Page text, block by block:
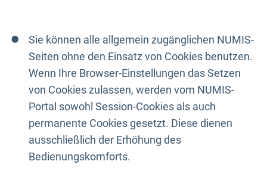
Sie können alle allgemein zugänglichen NUMIS-
Seiten ohne den Einsatz von Cookies benutzen.
Wenn Ihre Browser-Einstellungen das Setzen
von Cookies zulassen, werden vom NUMIS-
Portal sowohl Session-Cookies als auch
permanente Cookies gesetzt. Diese dienen
ausschließlich der Erhöhung des
Bedienungskomforts.